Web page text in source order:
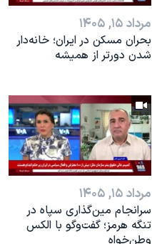
مرداد ۱۵, ۱۴۰۵
بحران مسکن در ایران؛ خانه‌دار
شدن دورتر از همیشه
مرداد ۱۵, ۱۴۰۵
سرانجام مین‌گذاری‌ سپاه در
تنگه هرمز؛ گفت‌وگو با الکس
وطن‌خواه